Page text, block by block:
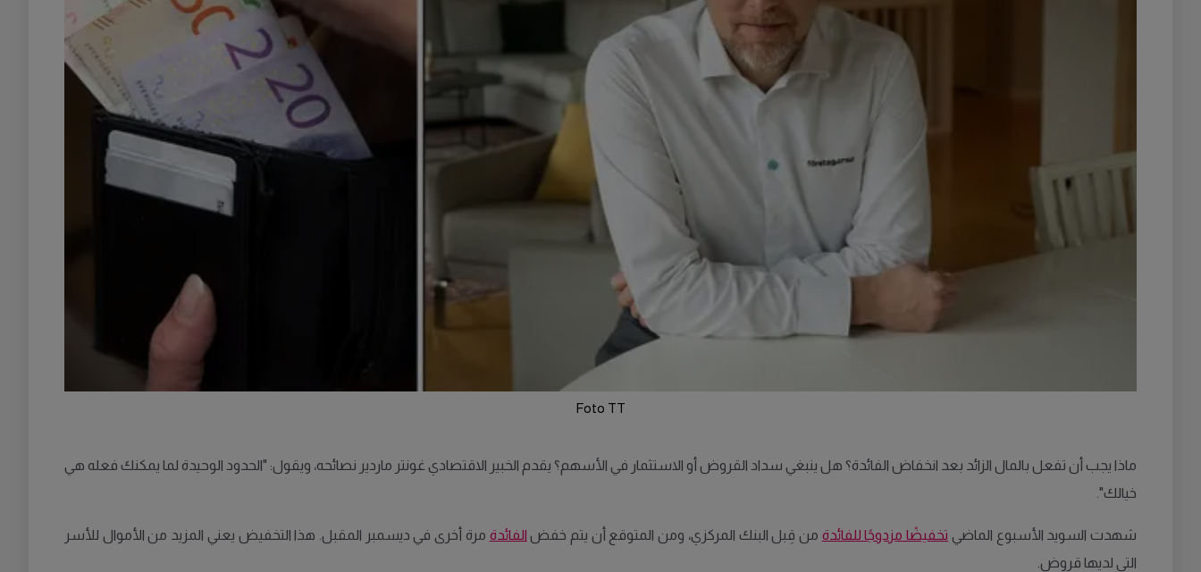
Foto TT
ماذا يجب أن تفعل بالمال الزائد بعد انخفاض الفائدة؟ هل ينبغي سداد القروض أو الاستثمار في الأسهم؟ يقدم الخبير الاقتصادي غونتر ماردير نصائحه، ويقول: "الحدود الوحيدة لما يمكنك فعله هي
خيالك".
شهدت السويد الأسبوع الماضي تخفيضًا مزدوجًا للفائدة من قِبل البنك المركزي، ومن المتوقع أن يتم خفض الفائدة مرة أخرى في ديسمبر المقبل. هذا التخفيض يعني المزيد من الأموال للأسر
التي لديها قروض.